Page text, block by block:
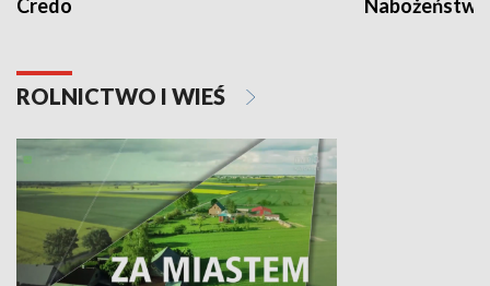
Credo
ROLNICTWO I WIEŚ